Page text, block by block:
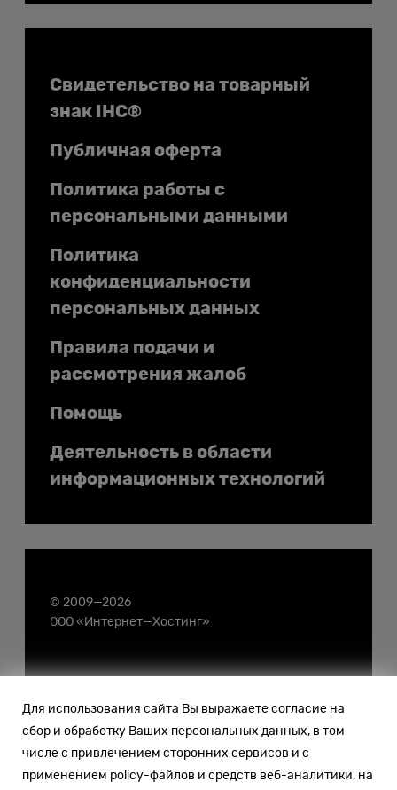
Документы
Свидетельство на товарный
знак IHC®
Публичная оферта
Политика работы с
персональными данными
Политика
конфиденциальности
персональных данных
Правила подачи и
рассмотрения жалоб
Помощь
Деятельность в области
информационных технологий
© 2009—2026
ООО «Интернет—Хостинг»
Для использования сайта Вы выражаете согласие на
сбор и обработку Ваших персональных данных, в том
числе с привлечением сторонних сервисов и с
применением policy-файлов и средств веб-аналитики, на